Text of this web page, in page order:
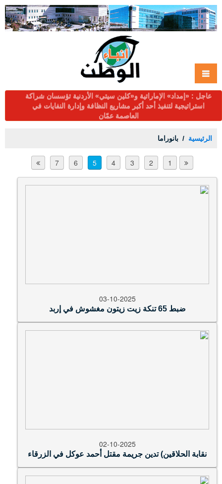
عاجل : التربية تُحدد الاثنين موعداً لإعلان نتائج التوجيهي عبر
tawjihi.jo ومؤتمراً صحفياً عند الخامسة
الرئيسية بانوراما
1
2
3
4
5
6
7
03-10-2025
ضبط 65 تنكة زيت زيتون مغشوش في إربد
02-10-2025
نقابة الحلاقين) تدين جريمة مقتل أحمد عوكل في الزرقاء